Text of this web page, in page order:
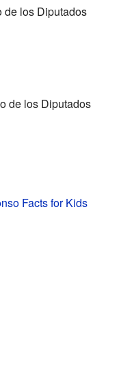
de los Diputados
de los Diputados
Facts for Kids